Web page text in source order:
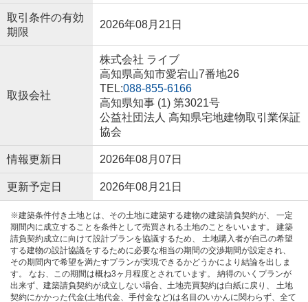
取引条件の有効
期限
2026年08月21日
取扱会社
株式会社 ライブ
高知県高知市愛宕山7番地26
TEL:088-855-6166
高知県知事 (1) 第3021号
公益社団法人 高知県宅地建物取引業保証
協会
情報更新日 2026年08月07日
更新予定日 2026年08月21日
※建築条件付き土地とは、その土地に建築する建物の建築請負契約が、 一定
期間内に成立することを条件として売買される土地のことをいいます。 建築
請負契約成立に向けて設計プランを協議するため、 土地購入者が自己の希望
する建物の設計協議をするために必要な相当の期間の交渉期間が設定され、
その期間内で希望を満たすプランが実現できるかどうかにより結論を出しま
す。 なお、この期間は概ね3ヶ月程度とされています。 納得のいくプランが
出来ず、建築請負契約が成立しない場合、土地売買契約は白紙に戻り、 土地
契約にかかった代金(土地代金、手付金など)は名目のいかんに関わらず、全て